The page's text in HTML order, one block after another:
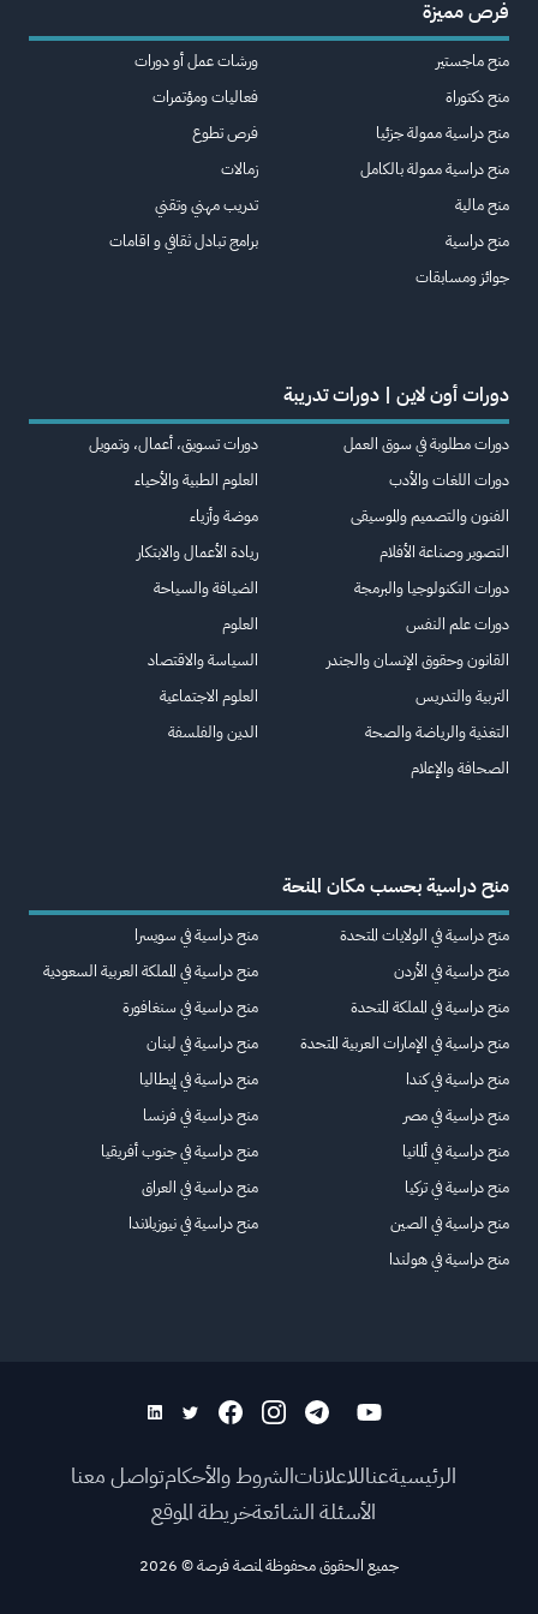
فرص مميزة
منح ماجستير
منح دكتوراة
منح دراسية ممولة جزئيا
منح دراسية ممولة بالكامل
منح مالية
منح دراسية
جوائز ومسابقات
ورشات عمل أو دورات
فعاليات ومؤتمرات
فرص تطوع
زمالات
تدريب مهني وتقني
برامج تبادل ثقافي و اقامات
دورات أون لاين | دورات تدريبة
دورات مطلوبة في سوق العمل
دورات اللغات والأدب
الفنون والتصميم والموسيقى
التصوير وصناعة الأفلام
دورات التكنولوجيا والبرمجة
دورات علم النفس
القانون وحقوق الإنسان والجندر
التربية والتدريس
التغذية والرياضة والصحة
الصحافة والإعلام
دورات تسويق، أعمال، وتمويل
العلوم الطبية والأحياء
موضة وأزياء
ريادة الأعمال والابتكار
الضيافة والسياحة
العلوم
السياسة والاقتصاد
العلوم الاجتماعية
الدين والفلسفة
منح دراسية بحسب مكان المنحة
منح دراسية في الولايات المتحدة
منح دراسية في الأردن
منح دراسية في المملكة المتحدة
منح دراسية في الإمارات العربية المتحدة
منح دراسية في كندا
منح دراسية في مصر
منح دراسية في ألمانيا
منح دراسية في تركيا
منح دراسية في الصين
منح دراسية في هولندا
منح دراسية في سويسرا
منح دراسية في المملكة العربية السعودية
منح دراسية في سنغافورة
منح دراسية في لبنان
منح دراسية في إيطاليا
منح دراسية في فرنسا
منح دراسية في جنوب أفريقيا
منح دراسية في العراق
منح دراسية في نيوزيلاندا
الرئيسيةعناللاعلاناتالشروط والأحكامتواصل معنا
الأسئلة الشائعةخريطة الموقع
جميع الحقوق محفوظة لمنصة فرصة©
2026